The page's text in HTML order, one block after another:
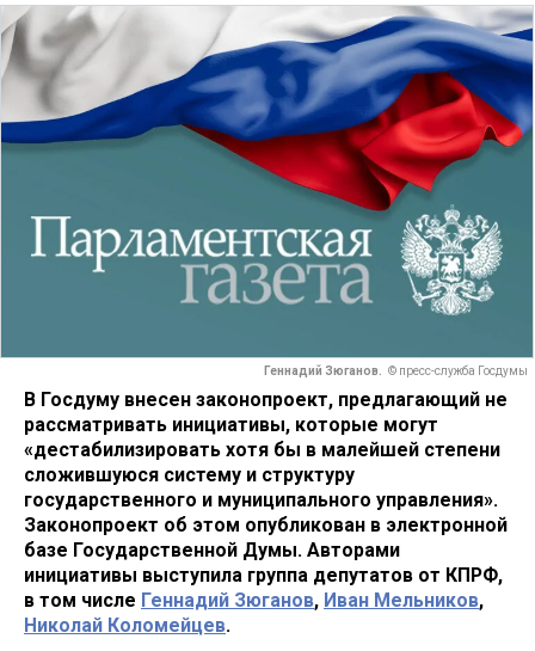
Геннадий Зюганов. © пресс-служба Госдумы
В Госдуму внесен законопроект, предлагающий не
рассматривать инициативы, которые могут
«дестабилизировать хотя бы в малейшей степени
сложившуюся систему и структуру
государственного и муниципального управления».
Законопроект об этом опубликован в электронной
базе Государственной Думы. Авторами
инициативы выступила группа депутатов от КПРФ,
в том числе Геннадий Зюганов, Иван Мельников,
Николай Коломейцев.